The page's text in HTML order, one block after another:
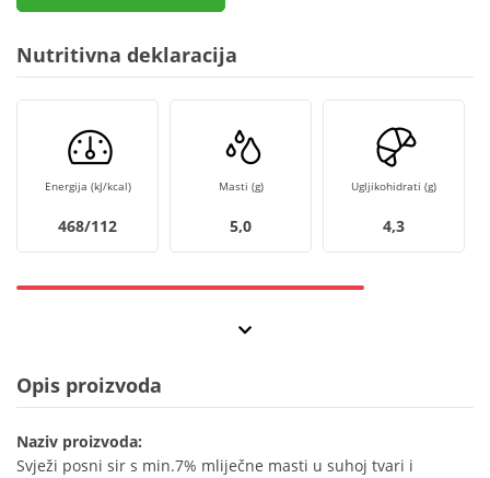
Nutritivna deklaracija
Energija (kJ/kcal)
468/112
Masti (g)
5,0
Ugljikohidrati (g)
4,3
Opis proizvoda
Naziv proizvoda:
Svježi posni sir s min.7% mliječne masti u suhoj tvari i